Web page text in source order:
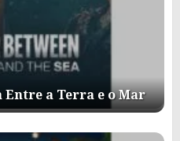
a Terra e o Mar